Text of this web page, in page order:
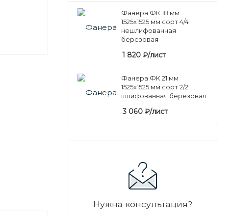
Фанера ФК 18 мм
1525х1525 мм сорт 4/4
нешлифованная
березовая
1 820 ₽/лист
Фанера ФК 21 мм
1525х1525 мм сорт 2/2
шлифованная березовая
3 060 ₽/лист
Нужна консультация?